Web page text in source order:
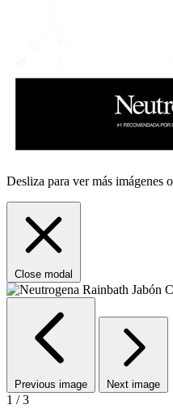
Desliza para ver más imágenes
Close modal
Previous image Next image
1 / 3